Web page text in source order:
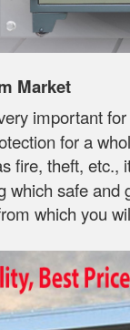
Market
important
for a
fire, theft,
safe
which you